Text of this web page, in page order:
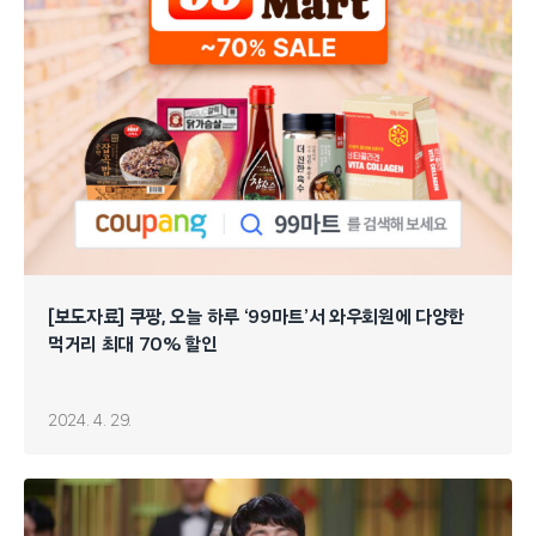
[보도자료] 쿠팡, 오늘 하루 ‘99마트’서 와우회원에 다양한
먹거리 최대 70% 할인
2024. 4. 29.